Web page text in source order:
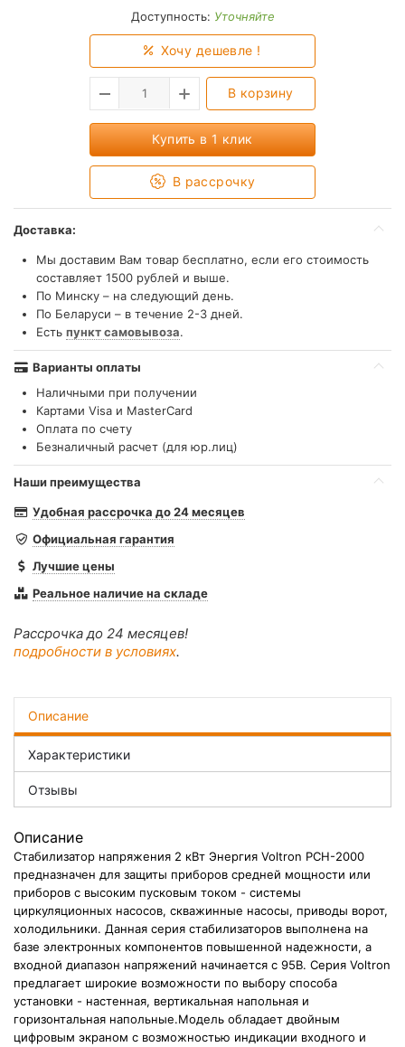
Доступность: Уточняйте
Хочу дешевле !
В корзину
Купить в 1 клик
В рассрочку
Доставка:
Мы доставим Вам товар бесплатно, если его стоимость
составляет 1500 рублей и выше.
По Минску – на следующий день.
По Беларуси – в течение 2-3 дней.
Есть пункт самовывоза.
Варианты оплаты
Наличными при получении
Картами Visa и MasterCard
Оплата по счету
Безналичный расчет (для юр.лиц)
Наши преимущества
Удобная рассрочка до 24 месяцев
Официальная гарантия
Лучшие цены
Реальное наличие на складе
Рассрочка до 24 месяцев!
подробности в условиях.
Описание
Характеристики
Отзывы
Описание
Стабилизатор напряжения 2 кВт Энергия Voltron РСН-2000
предназначен для защиты приборов средней мощности или
приборов с высоким пусковым током - системы
циркуляционных насосов, скважинные насосы, приводы ворот,
холодильники. Данная серия стабилизаторов выполнена на
базе электронных компонентов повышенной надежности, а
входной диапазон напряжений начинается с 95В. Серия Voltron
предлагает широкие возможности по выбору способа
установки - настенная, вертикальная напольная и
горизонтальная напольные.Модель обладает двойным
цифровым экраном с возможностью индикации входного и